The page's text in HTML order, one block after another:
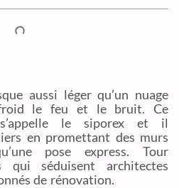
aussi léger qu’un nuage
le feu et le bruit. Ce
le siporex et il
en promettant des murs
pose express. Tour
qui séduisent architectes
de rénovation.